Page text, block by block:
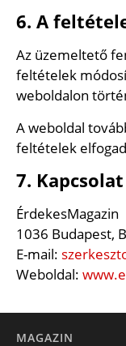
6. A
Az üzemeltető
feltételek
weboldalon
A weboldal
feltételek
7. Kapcsolat
ÉrdekesMagazin
1036 Budapest,
E-mail:
Weboldal:
MAGAZIN